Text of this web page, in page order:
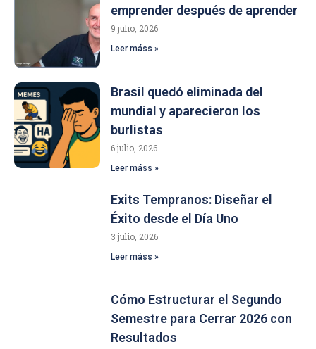
emprender después de aprender
9 julio, 2026
Leer máss »
Brasil quedó eliminada del
mundial y aparecieron los
burlistas
6 julio, 2026
Leer máss »
Exits Tempranos: Diseñar el
Éxito desde el Día Uno
3 julio, 2026
Leer máss »
Cómo Estructurar el Segundo
Semestre para Cerrar 2026 con
Resultados